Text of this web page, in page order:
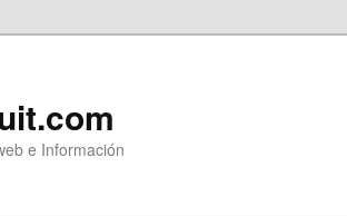
e Información